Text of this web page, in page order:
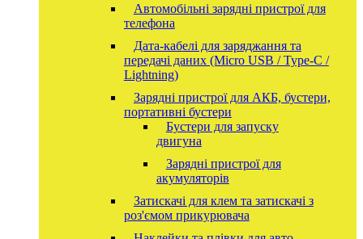
Автомобільні зарядні пристрої для
телефона
Дата-кабелі для заряджання та
передачі даних (Micro USB / Type-C /
Lightning)
Зарядні пристрої для АКБ, бустери,
портативні бустери
Бустери для запуску
двигуна
Зарядні пристрої для
акумуляторів
Затискачі для клем та затискачі з
роз'ємом прикурювача